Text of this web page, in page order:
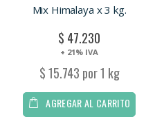
Mix Himalaya x 3 kg.
$ 47.230
+ 21% IVA
$ 15.743 por 1 kg
AGREGAR AL CARRITO